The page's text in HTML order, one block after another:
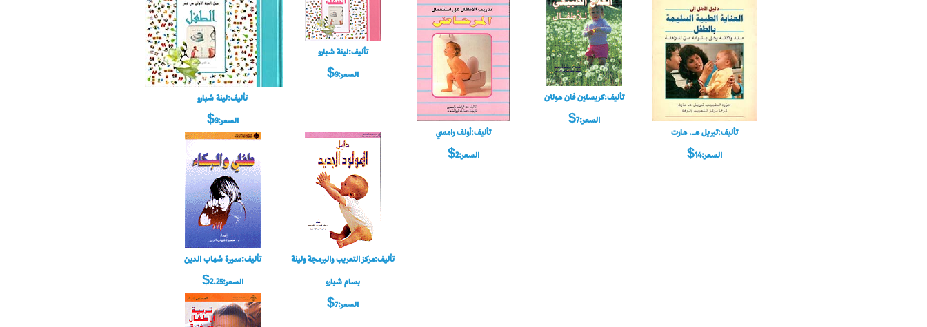
تأليف:تيريل هـ. هارت
السعر:14$
تأليف:كريستين فان هولتن
السعر:7$
تأليف:أولف رامسي
السعر:2$
تأليف:لينة شبارو
السعر:9$
تأليف:لينة شبارو
السعر:9$
تأليف:مركز التعريب والبرمجة ولينة
بسام شبارو
السعر:7$
تأليف:سميرة شهاب الدين
السعر:2.25$